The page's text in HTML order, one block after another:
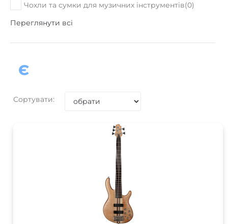
Чохли та сумки для музичних інструментів(0)
Переглянути всі
є
Сортувати: